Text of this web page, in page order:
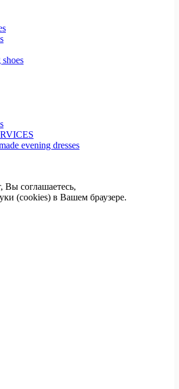
evening dresses
Вы соглашаетесь,
(cookies) в Вашем браузере.